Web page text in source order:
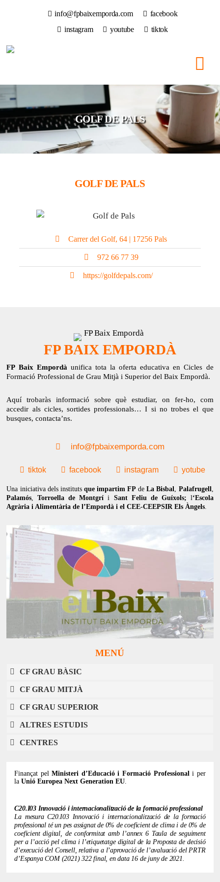
info@fpbaixemporda.com
facebook
instagram
youtube tiktok
GOLF DE PALS
GOLF DE PALS
Carrer del Golf, 64 | 17256 Pals
972 66 77 39
https://golfdepals.com/
FP BAIX EMPORDÀ
FP Baix Empordà unifica tota la oferta educativa en Cicles de
Formació Professional de Grau Mitjà i Superior del Baix Empordà.
Aquí trobaràs informació sobre què estudiar, on fer-ho, com
accedir als cicles, sortides professionals… I si no trobes el que
busques, contacta’ns.
info@fpbaixemporda.com
tiktok facebook instagram yotube
Una iniciativa dels instituts que impartim FP deLa Bisbal, Palafrugell,
Palamós,Torroella de Montgrí i Sant Feliu de Guíxols; l‘Escola
Agrària i Alimentària de l’Empordà i el CEE-CEEPSIR Els Àngels.
MENÚ
CF GRAU BÀSIC
CF GRAU MITJÀ
CF GRAU SUPERIOR
ALTRES ESTUDIS
CENTRES
Finançat pelMinisteri d’Educació i Formació Professionali per
laUnió Europea Next Generation EU.
C20.I03 Innovació i internacionalització de la formació professional
La mesura C20.I03 Innovació i internacionalització de la formació
professional té un pes assignat de 0% de coeficient de clima i de 0% de
coeficient digital, de conformitat amb l’annex 6 Taula de seguiment
per a l’acció pel clima i l’etiquetatge digital de la Proposta de decisió
d’execució del Consell, relativa a l’aprovació de l’avaluació del PRTR
d’Espanya COM (2021) 322 final, en data 16 de juny de 2021.